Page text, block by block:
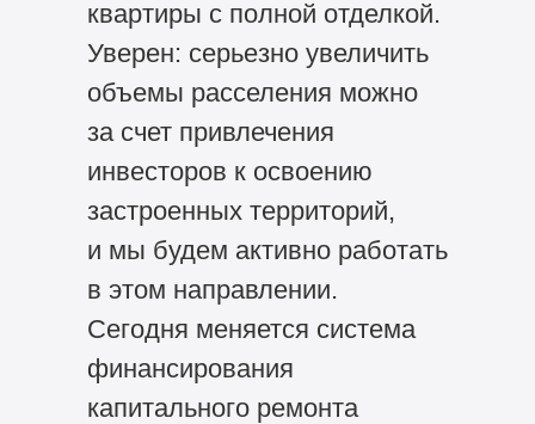
квартиры с полной отделкой.
Уверен: серьезно увеличить
объемы расселения можно
за счет привлечения
инвесторов к освоению
застроенных территорий,
и мы будем активно работать
в этом направлении.
Сегодня меняется система
финансирования
капитального ремонта